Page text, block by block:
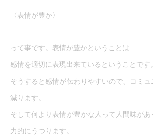
〈表情が豊か〉
って事です。表情が豊かということは
感情を適切に表現出来ているということです
そうすると感情が伝わりやすいので、コミ
減ります。
そして何より表情が豊かな人って人間味が
力的にうつります。